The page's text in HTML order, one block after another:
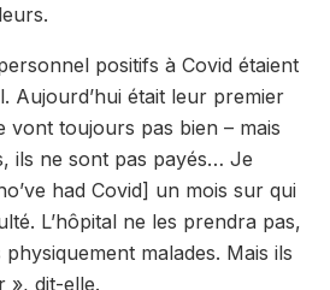
positifs à Covid étaient
Aujourd’hui était leur premier
vont toujours pas bien – mais
ils ne sont pas payés… Je
had Covid] un mois sur qui
L’hôpital ne les prendra pas,
malades. Mais ils
», dit-elle.